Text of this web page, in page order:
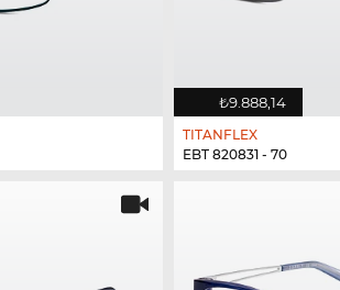
₺9.888,14
TITANFLEX
EBT 820831 - 70